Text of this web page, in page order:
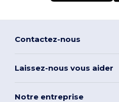
Contactez-nous
Laissez-nous vous aider
Notre entreprise